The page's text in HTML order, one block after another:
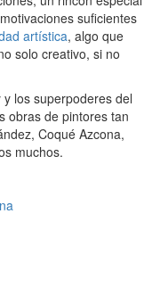
suficientes
artística, algo que
solo creativo, si no
los superpoderes del
obras de pintores tan
Coqué Azcona,
muchos.